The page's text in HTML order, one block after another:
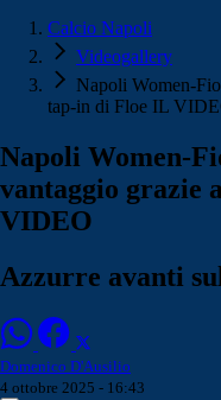
Calcio Napoli
Videogallery
Napoli Women-
tap-in di Floe IL
Napoli Women-
vantaggio grazie
VIDEO
Azzurre avanti
Domenico D'Ausilio
4 ottobre 2025 - 16:43